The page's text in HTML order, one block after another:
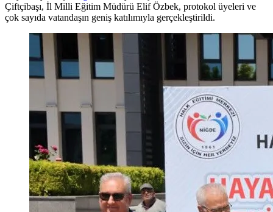
Çiftçibaşı, İl Milli Eğitim Müdürü Elif Özbek, protokol üyeleri ve
çok sayıda vatandaşın geniş katılımıyla gerçekleştirildi.